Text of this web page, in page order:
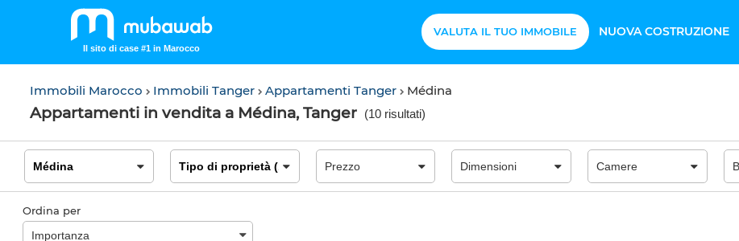
Il sito di case #1 in Marocco
VALUTA IL TUO IMMOBILE NUOVA COSTRUZIONE
Immobili Marocco Immobili Tanger Appartamenti Tanger Médina
Appartamenti in vendita a Médina, Tanger (10 risultati)
Ordina per